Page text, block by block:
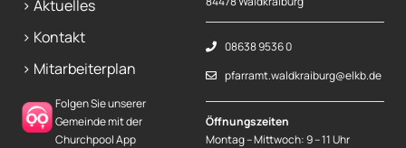
> Aktuelles
> Kontakt
> Mitarbeiterplan
Folgen Sie unserer
Gemeinde mit der
Churchpool App
08638 9536 0
pfarramt.waldkraiburg@elkb.de
Öffnungszeiten
Montag – Mittwoch: 9 – 11 Uhr